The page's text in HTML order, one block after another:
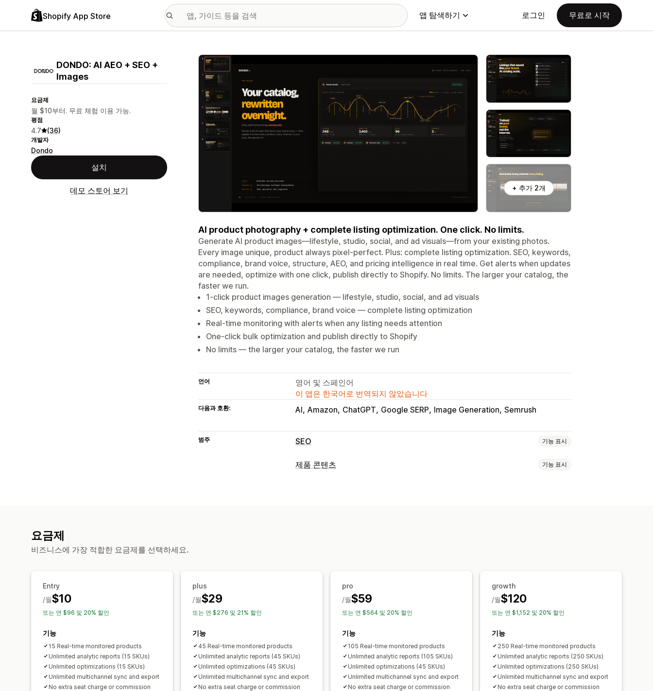
Shopify App Store 앱 탐색하기 로그인 무료로 시작
DONDO: AI AEO + SEO +
Images
요금제
월 $10부터. 무료 체험 이용 가능.
평점
4.7 (36)
개발자
Dondo
설치
데모 스토어 보기
추천 이미지 갤러리
+ 추가 2개
AI product photography + complete listing optimization. One click. No limits.
Generate AI product images—lifestyle, studio, social, and ad visuals—from your existing photos.
Every image unique, product always pixel-perfect. Plus: complete listing optimization. SEO, keywords,
compliance, brand voice, structure, AEO, and pricing intelligence in real time. Get alerts when updates
are needed, optimize with one click, publish directly to Shopify. No limits. The larger your catalog, the
faster we run.
1-click product images generation — lifestyle, studio, social, and ad visuals
SEO, keywords, compliance, brand voice — complete listing optimization
Real-time monitoring with alerts when any listing needs attention
One-click bulk optimization and publish directly to Shopify
No limits — the larger your catalog, the faster we run
언어
영어 및 스페인어
이 앱은 한국어로 번역되지 않았습니다
다음과 호환: AI Amazon ChatGPT Google SERP Image Generation Semrush
범주 SEO 기능 표시
SEO 도구
제품 콘텐츠 기능 표시
컬렉션 SEO SEO 감사
URL 최적화
요금제
비즈니스에 가장 적합한 요금제를 선택하세요.
Entry
$10
/월
또는 연 $96 및 20% 할인
기능
15 Real-time monitored products
Unlimited analytic reports (15 SKUs)
Unlimited optimizations (15 SKUs)
Unlimited multichannel sync and export
No extra seat charge or commission
plus
$29
/월
또는 연 $276 및 21% 할인
기능
45 Real-time monitored products
Unlimited analytic reports (45 SKUs)
Unlimited optimizations (45 SKUs)
Unlimited multichannel sync and export
No extra seat charge or commission
pro
$59
/월
또는 연 $564 및 20% 할인
기능
105 Real-time monitored products
Unlimited analytic reports (105 SKUs)
Unlimited optimizations (45 SKUs)
Unlimited multichannel sync and export
No extra seat charge or commission
growth
$120
/월
또는 연 $1,152 및 20% 할인
기능
250 Real-time monitored products
Unlimited analytic reports (250 SKUs)
Unlimited optimizations (250 SKUs)
Unlimited multichannel sync and export
No extra seat charge or commission